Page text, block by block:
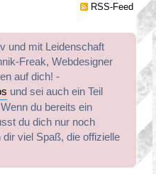
RSS-Feed
und mit Leidenschaft
Freak, Webdesigner
auf dich! -
und sei auch ein Teil
du bereits ein
du dich nur noch
viel Spaß, die offizielle